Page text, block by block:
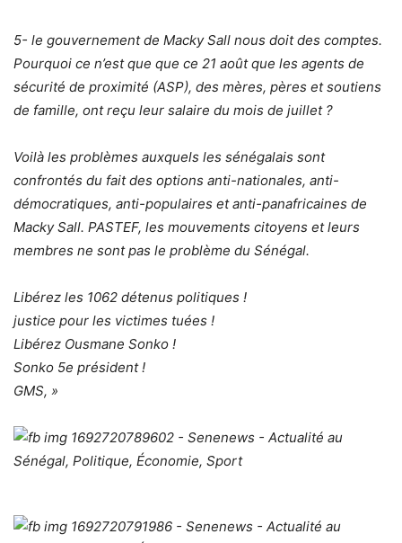
5- le gouvernement de Macky Sall nous doit des comptes.
Pourquoi ce n’est que que ce 21 août que les agents de
sécurité de proximité (ASP), des mères, pères et soutiens
de famille, ont reçu leur salaire du mois de juillet ?
Voilà les problèmes auxquels les sénégalais sont
confrontés du fait des options anti-nationales, anti-
démocratiques, anti-populaires et anti-panafricaines de
Macky Sall. PASTEF, les mouvements citoyens et leurs
membres ne sont pas le problème du Sénégal.
Libérez les 1062 détenus politiques !
justice pour les victimes tuées !
Libérez Ousmane Sonko !
Sonko 5e président !
GMS, »